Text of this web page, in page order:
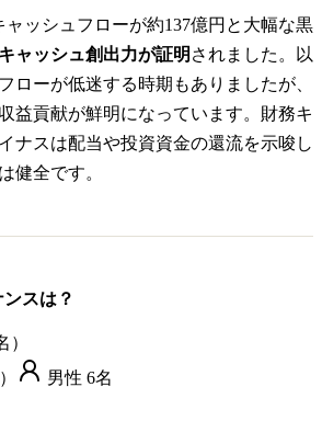
ャッシュフローが約137億円と大幅な黒
ャッシュ創出力が証明 されました。以
ローが低迷する時期もありましたが、
益貢献が鮮明になっています。財務キ
ナスは配当や投資資金の還流を示唆し
健全です。
スは？
）
） 男性 6名